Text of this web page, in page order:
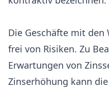
Die Geschäfte mit
frei von Risiken. Zu
Erwartungen von
Zinserhöhung kann